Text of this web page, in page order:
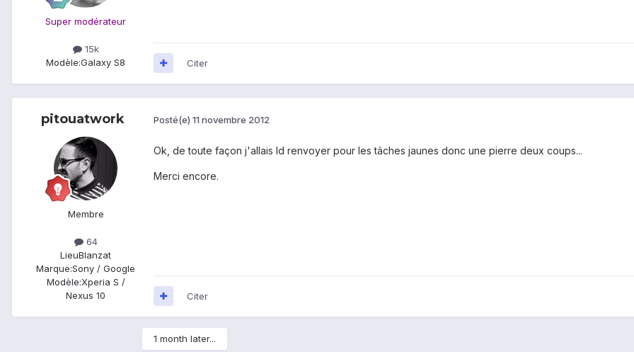
Super modérateur
15k
Modèle:Galaxy S8 Citer
pitouatwork
Membre
64
LieuBlanzat
Marque:Sony / Google
Modèle:Xperia S /
Nexus 10
Posté(e) 11 novembre 2012
Ok, de toute façon j'allais ld renvoyer pour les tâches jaunes donc une pierre deux coups...
Merci encore.
Citer
1 month later...